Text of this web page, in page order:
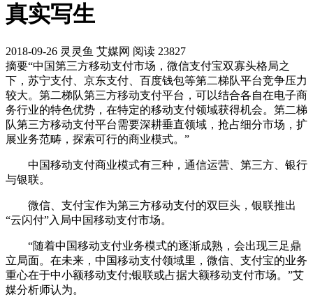
真实写生
2018-09-26 灵灵鱼 艾媒网 阅读 23827
摘要“中国第三方移动支付市场，微信支付宝双寡头格局之
下，苏宁支付、京东支付、百度钱包等第二梯队平台竞争压力
较大。第二梯队第三方移动支付平台，可以结合各自在电子商
务行业的特色优势，在特定的移动支付领域获得机会。第二梯
队第三方移动支付平台需要深耕垂直领域，抢占细分市场，扩
展业务范畴，探索可行的商业模式。”
中国移动支付商业模式有三种，通信运营、第三方、银行
与银联。
微信、支付宝作为第三方移动支付的双巨头，银联推出
“云闪付”入局中国移动支付市场。
“随着中国移动支付业务模式的逐渐成熟，会出现三足鼎
立局面。在未来，中国移动支付领域里，微信、支付宝的业务
重心在于中小额移动支付;银联或占据大额移动支付市场。”艾
媒分析师认为。